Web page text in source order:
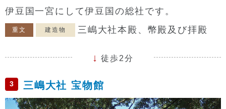
伊豆国一宮にして伊豆国の総社です。
重文 建造物 三嶋大社本殿、幣殿及び拝殿
徒歩2分
3 三嶋大社 宝物館